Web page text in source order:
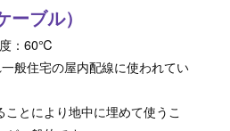
ブル）
：60℃
般住宅の屋内配線に使われてい
とにより地中に埋めて使うこ